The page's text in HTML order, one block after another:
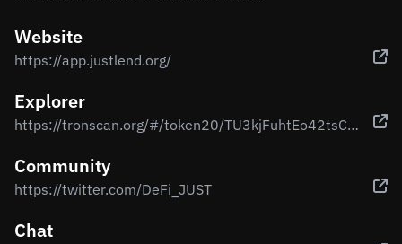
Website
https://app.justlend.org/
Explorer
https://tronscan.org/#/token20/TU3kjFuhtEo42tsCBtfYUAZxoqQ4yuSLQ5
Community
https://twitter.com/DeFi_JUST
Chat